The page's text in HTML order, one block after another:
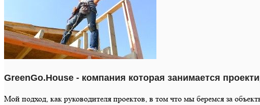
GreenGo.House - компания которая занимается
Мой подход, как руководителя проектов, в том что мы беремся за